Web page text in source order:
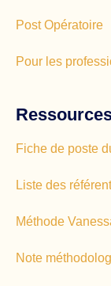
Post Opératoire
Pour les
Fiche de poste
Liste des
Méthode
Note